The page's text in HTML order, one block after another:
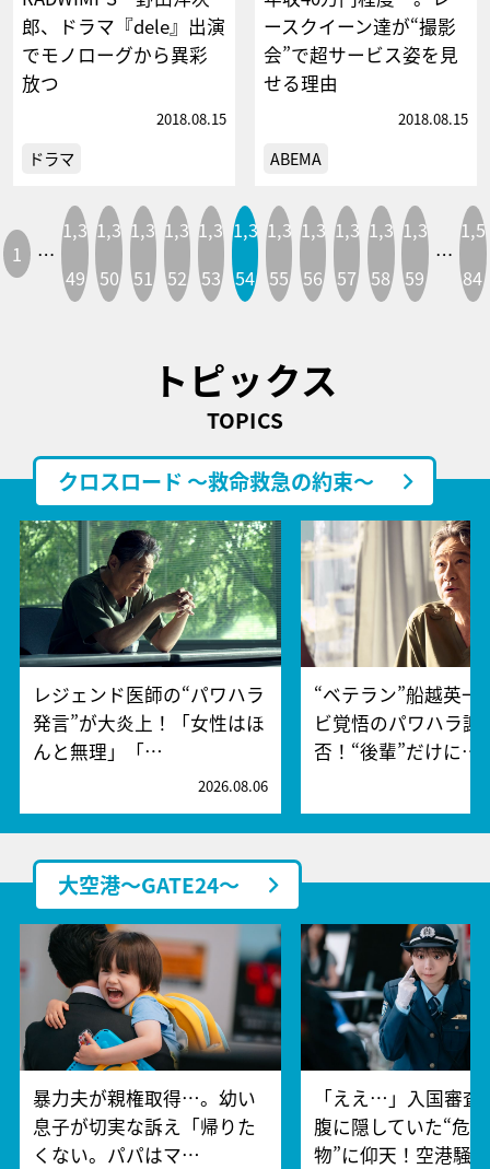
郎、ドラマ『dele』出演
でモノローグから異彩
放つ
2018.08.15
ドラマ
ースクイーン達が“撮影
会”で超サービス姿を見
せる理由
2018.08.15
ABEMA
1 …
1,3
49
1,3
50
1,3
51
1,3
52
1,3
53
1,3
54
1,3
55
1,3
56
1,3
57
1,3
58
1,3
59
…
1,5
84
トピックス
TOPICS
クロスロード ～救命救急の約束～
レジェンド医師の“パワハラ
発言”が大炎上！「女性はほ
んと無理」「…
2026.08.06
“ベテラン”船越英一
ビ覚悟のパワハラ謝
否！“後輩”だけに…
大空港～GATE24～
暴力夫が親権取得…。幼い
息子が切実な訴え「帰りた
くない。パパはマ…
「ええ…」入国審査
腹に隠していた“危
物”に仰天！空港騒